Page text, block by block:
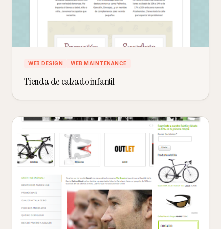
WEB DESIGN WEB MAINTENANCE
Tienda de calzado infantil